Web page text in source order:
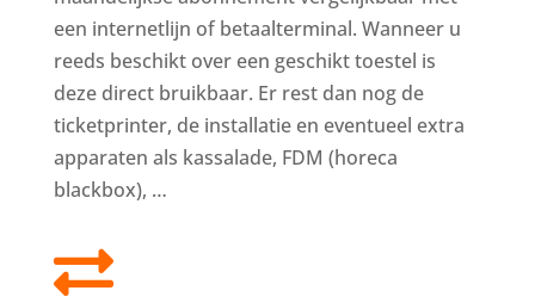
een internetlijn of betaalterminal. Wanneer u
reeds beschikt over een geschikt toestel is
deze direct bruikbaar. Er rest dan nog de
ticketprinter, de installatie en eventueel extra
apparaten als kassalade, FDM (horeca
blackbox), …
